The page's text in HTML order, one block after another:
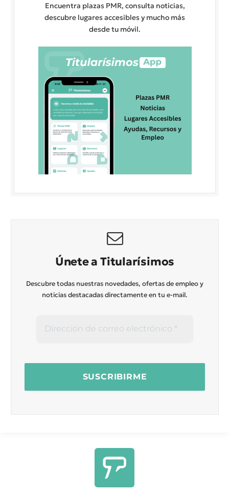
Encuentra plazas PMR, consulta noticias,
descubre lugares accesibles y mucho más
desde tu móvil.
Únete a Titularísimos
Descubre todas nuestras novedades, ofertas de empleo y
noticias destacadas directamente en tu e-mail.